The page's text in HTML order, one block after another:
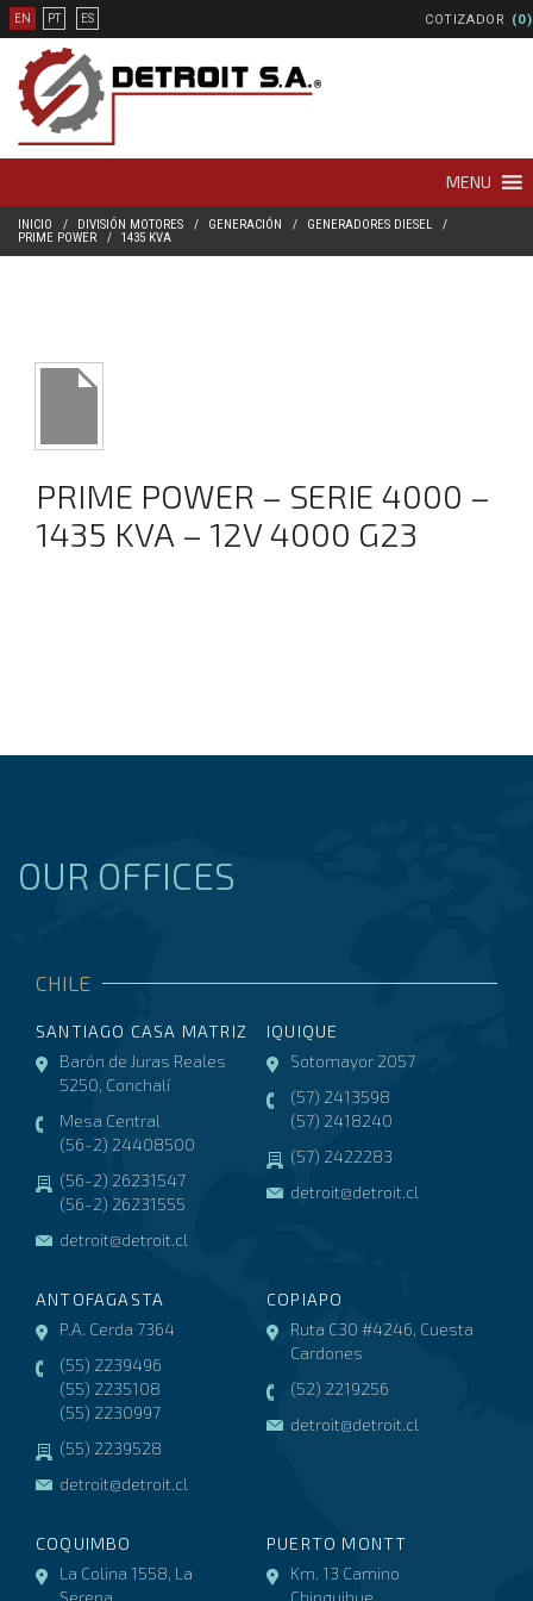
COTIZADOR (0)
EN PT ES
MENU
INICIO DIVISIÓN MOTORES GENERACIÓN
GENERADORES DIESEL
PRIME POWER
1435 KVA
PRIME POWER – SERIE 4000 –
1435 KVA – 12V 4000 G23
OUR OFFICES
CHILE
SANTIAGO CASA MATRIZ
Barón de Juras Reales
5250, Conchalí
Mesa Central
(56-2) 24408500
(56-2) 26231547
(56-2) 26231555
detroit@detroit.cl
IQUIQUE
Sotomayor 2057
(57) 2413598
(57) 2418240
(57) 2422283
detroit@detroit.cl
ANTOFAGASTA
P.A. Cerda 7364
(55) 2239496
(55) 2235108
(55) 2230997
(55) 2239528
detroit@detroit.cl
COPIAPO
Ruta C30 #4246, Cuesta
Cardones
(52) 2219256
detroit@detroit.cl
COQUIMBO
La Colina 1558, La
Serena
PUERTO MONTT
Km. 13 Camino
Chinquihue